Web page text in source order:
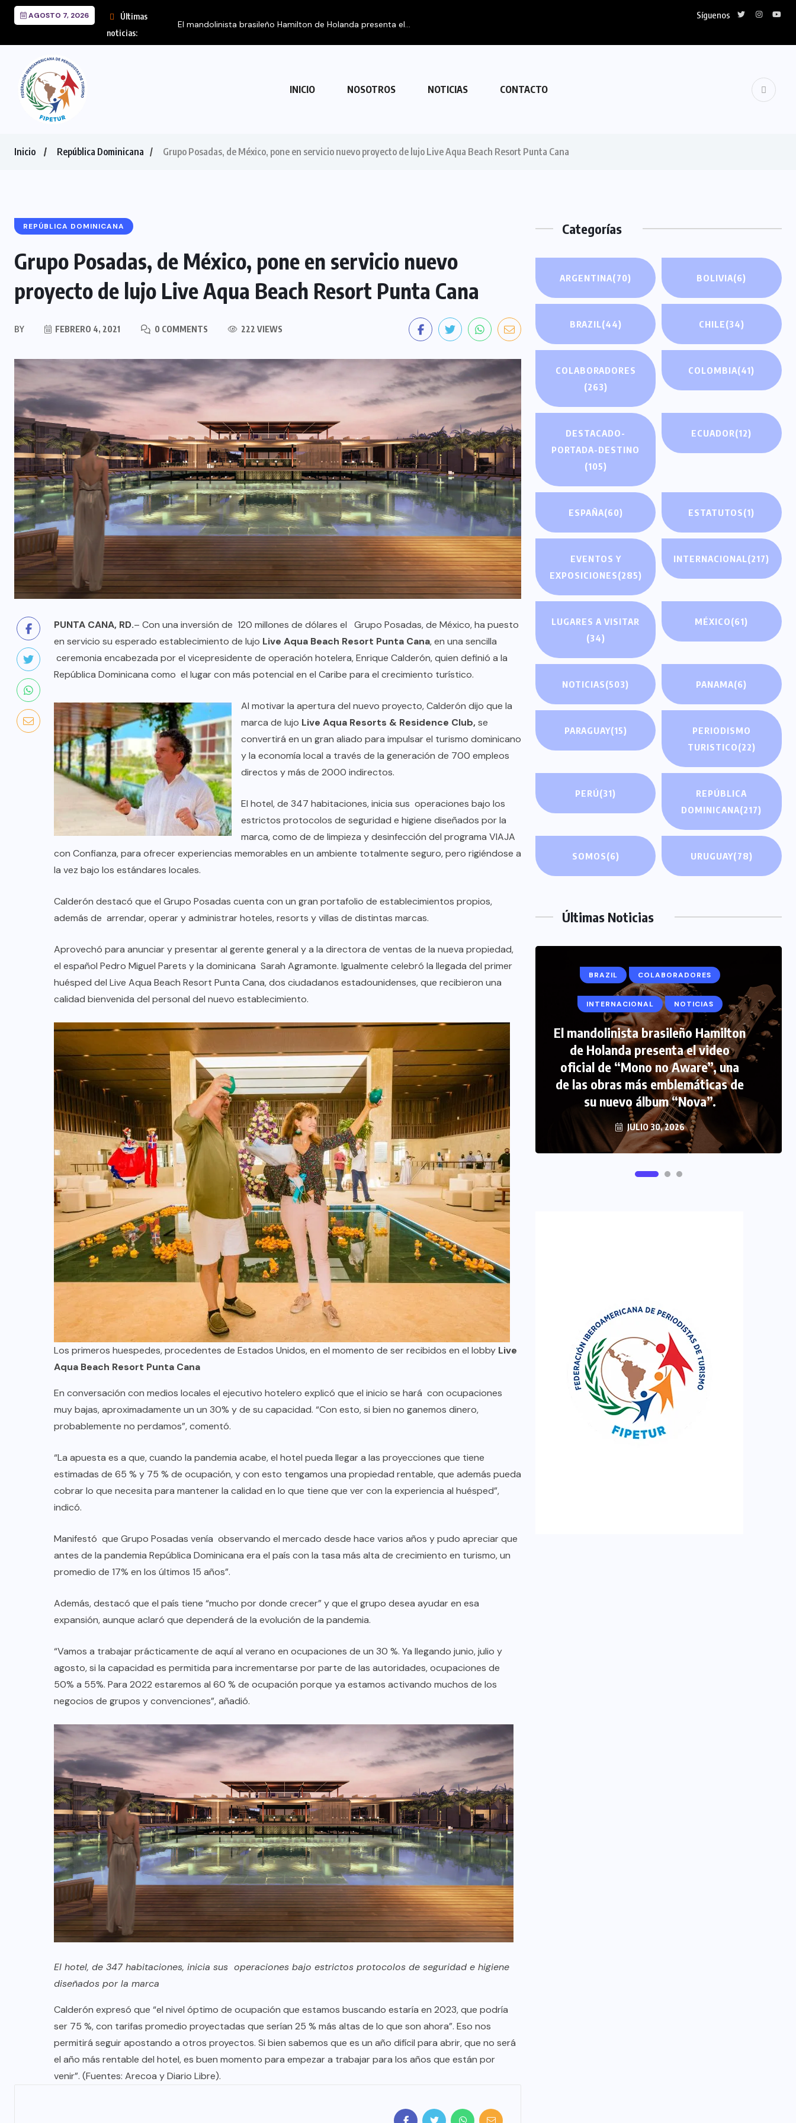
AGOSTO 7, 2026
Últimas
noticias:
El mandolinista brasileño Hamilton de Holanda presenta el...
Síguenos
INICIO NOSOTROS NOTICIAS CONTACTO
Inicio República Dominicana Grupo Posadas, de México, pone en servicio nuevo proyecto de lujo Live Aqua Beach Resort Punta Cana
REPÚBLICA DOMINICANA
Grupo Posadas, de México, pone en servicio nuevo
proyecto de lujo Live Aqua Beach Resort Punta Cana
BY FEBRERO 4, 2021 0 COMMENTS 222 VIEWS
PUNTA CANA, RD.– Con una inversión de 120 millones de dólares el
Grupo Posadas, de México, ha puesto
en servicio su esperado establecimiento de lujo Live Aqua Beach Resort Punta Cana, en una sencilla
ceremonia encabezada por el vicepresidente de operación hotelera, Enrique Calderón, quien definió a la
República Dominicana como el lugar con más potencial en el Caribe para el crecimiento turístico.
Al motivar la apertura del nuevo proyecto, Calderón dijo que la
marca de lujo Live Aqua Resorts & Residence Club,se
convertirá en un gran aliado para impulsar el turismo dominicano
y la economía local a través de la generación de 700 empleos
directos y más de 2000 indirectos.
El hotel, de 347 habitaciones, inicia sus operaciones bajo los
estrictos protocolos de seguridad e higiene diseñados por la
marca, como de de limpieza y desinfección del programa VIAJA
con Confianza, para ofrecer experiencias memorables en un ambiente totalmente seguro, pero rigiéndose a
la vez bajo los estándares locales.
Calderón destacó que el Grupo Posadas cuenta con un gran portafolio de establecimientos propios,
además de arrendar, operar y administrar hoteles, resorts y villas de distintas marcas.
Aprovechó para anunciar y presentar al gerente general y a la directora de ventas de la nueva propiedad,
el español Pedro Miguel Parets y la dominicana Sarah Agramonte. Igualmente celebró la llegada del primer
huésped del Live Aqua Beach Resort Punta Cana, dos ciudadanos estadounidenses, que recibieron una
calidad bienvenida del personal del nuevo establecimiento.
Los primeros huespedes, procedentes de Estados Unidos, en el momento de ser recibidos en el lobby Live
Aqua Beach Resort Punta Cana
En conversación con medios locales el ejecutivo hotelero explicó que el inicio se hará con ocupaciones
muy bajas, aproximadamente un un 30% y de su capacidad. “Con esto, si bien no ganemos dinero,
probablemente no perdamos”, comentó.
“La apuesta es a que, cuando la pandemia acabe, el hotel pueda llegar a las proyecciones que tiene
estimadas de 65 % y 75 % de ocupación, y con esto tengamos una propiedad rentable, que además pueda
cobrar lo que necesita para mantener la calidad en lo que tiene que ver con la experiencia al huésped”,
indicó.
Manifestó que Grupo Posadas venía observando el mercado desde hace varios años y pudo apreciar que
antes de la pandemia República Dominicana era el país con la tasa más alta de crecimiento en turismo, un
promedio de 17% en los últimos 15 años”.
Además, destacó que el país tiene “mucho por donde crecer” y que el grupo desea ayudar en esa
expansión, aunque aclaró que dependerá de la evolución de la pandemia.
“Vamos a trabajar prácticamente de aquí al verano en ocupaciones de un 30 %. Ya llegando junio, julio y
agosto, si la capacidad es permitida para incrementarse por parte de las autoridades, ocupaciones de
50% a 55%. Para 2022 estaremos al 60 % de ocupación porque ya estamos activando muchos de los
negocios de grupos y convenciones”, añadió.
El hotel, de 347 habitaciones, inicia sus operaciones bajo estrictos protocolos de seguridad e higiene
diseñados por la marca
Calderón expresó que “el nivel óptimo de ocupación que estamos buscando estaría en 2023, que podría
ser 75 %, con tarifas promedio proyectadas que serían 25 % más altas de lo que son ahora”. Eso nos
permitirá seguir apostando a otros proyectos. Si bien sabemos que es un año difícil para abrir, que no será
el año más rentable del hotel, es buen momento para empezar a trabajar para los años que están por
venir”. (Fuentes: Arecoa y Diario Libre).
Categorías
ARGENTINA(70) BOLIVIA(6)
BRAZIL(44) CHILE(34)
COLABORADORES
(263)
COLOMBIA(41)
DESTACADO-
PORTADA-DESTINO
(105)
ECUADOR(12)
ESPAÑA(60) ESTATUTOS(1)
EVENTOS Y
EXPOSICIONES(285)
INTERNACIONAL(217)
LUGARES A VISITAR
(34)
MÉXICO(61)
NOTICIAS(503) PANAMA(6)
PARAGUAY(15)
PERIODISMO
TURISTICO(22)
PERÚ(31)
REPÚBLICA
DOMINICANA(217)
SOMOS(6) URUGUAY(78)
Últimas Noticias
NOTICIAS
EL FIN DEL MILAGRO BOHEMIO:
TULUM EN BANCARROTA
TURÍSTICA POR ABUSOS Y FALTA
DE PLANEACIÓN
JUNIO 24, 2026
El mandolinista brasileño Hamilton
de Holanda presenta el video
oficial de “Mono no Aware”, una
de las obras más emblemáticas de
su nuevo álbum “Nova”.
JULIO 30, 2026
COLABORADORES INTERNACIONAL
NOTICIAS PERIODISMO TURISTICO
FIPETUR se solidariza con
Venezuela
JUNIO 29, 2026